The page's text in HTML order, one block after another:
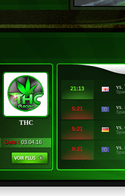
THC
Date : 03.04.16
21:13 vs.
5:21 vs.
5:21 vs.
0:21 vs.